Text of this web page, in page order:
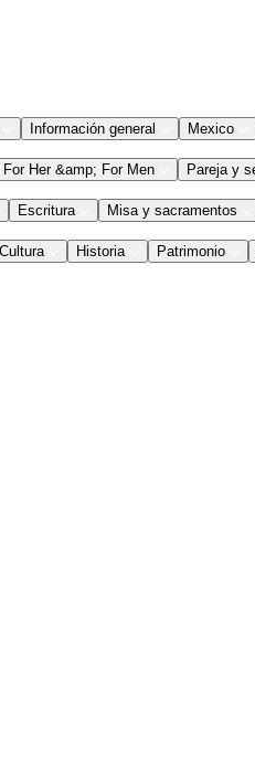
Información general Mexico
For Her &amp; For Men Pareja y
Escritura Misa y sacramentos
Cultura Historia Patrimonio